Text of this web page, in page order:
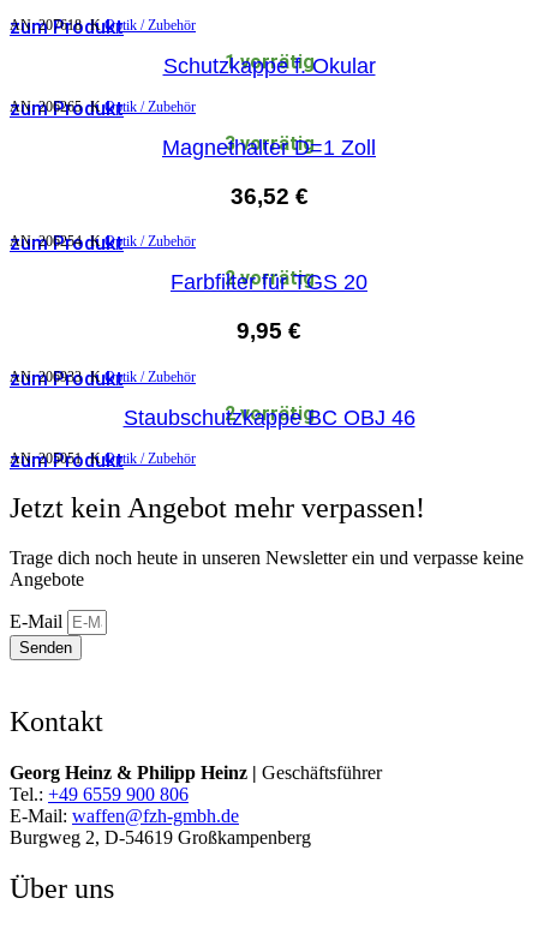
zum Produkt
AN:207618 K Optik / Zubehör
1 vorrätig
Schutzkappe f. Okular
zum Produkt
AN:206265 K Optik / Zubehör
3 vorrätig
Magnethalter D=1 Zoll
36,52 €
zum Produkt
AN:206254 K Optik / Zubehör
2 vorrätig
Farbfilter für TGS 20
9,95 €
zum Produkt
AN:206933 K Optik / Zubehör
2 vorrätig
Staubschutzkappe BC OBJ 46
zum Produkt
AN:205051 K Optik / Zubehör
Jetzt kein Angebot mehr verpassen!
Trage dich noch heute in unseren Newsletter ein und verpasse keine
Angebote
E-Mail
Senden
Kontakt
Georg Heinz & Philipp Heinz | Geschäftsführer
Tel.: +49 6559 900 806
E-Mail: waffen@fzh-gmbh.de
Burgweg 2, D-54619 Großkampenberg
Über uns